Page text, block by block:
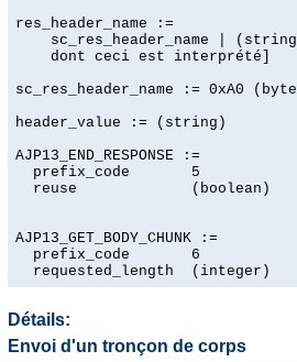
res_header_name :=
sc_res_header_name |
    dont ceci est interprété]
sc_res_header_name := 0xA0
header_value := (string)
AJP13_END_RESPONSE :=
  prefix_code       5
  reuse             (boolean)
AJP13_GET_BODY_CHUNK :=
  prefix_code       6
  requested_length  (integer)
Détails:
Envoi d'un tronçon de corps